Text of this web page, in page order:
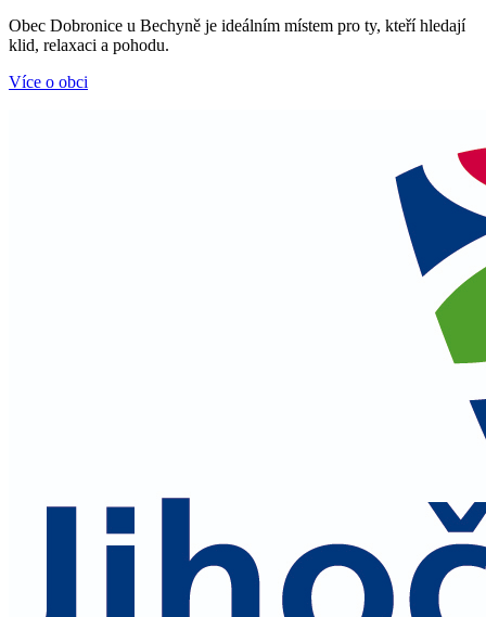
Obec Dobronice u Bechyně je ideálním místem pro ty, kteří hledají
klid, relaxaci a pohodu.
Více o obci